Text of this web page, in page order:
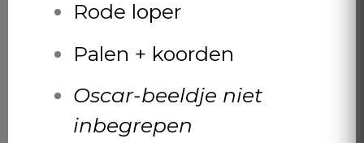
Rode loper
Palen + koorden
Oscar-beeldje niet
inbegrepen